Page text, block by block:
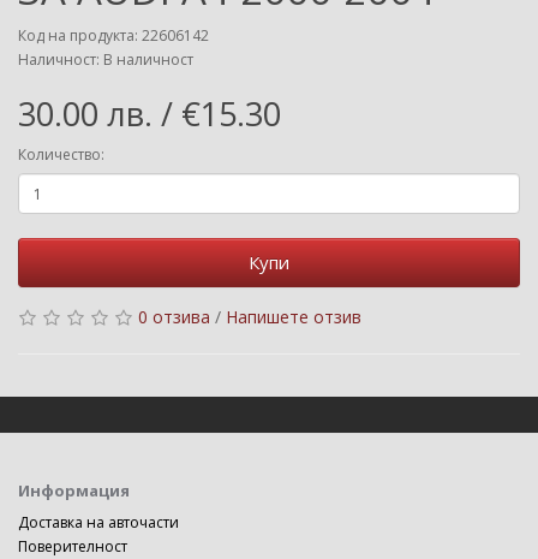
Код на продукта: 22606142
Наличност: В наличност
30.00 лв. / €15.30
Количество:
Купи
0 отзива / Напишете отзив
Информация
Доставка на авточасти
Поверителност